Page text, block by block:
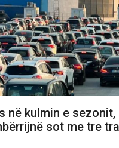
në kulmin e sezonit,
sot me tre